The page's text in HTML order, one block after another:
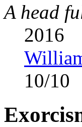
A head
2016
10/10